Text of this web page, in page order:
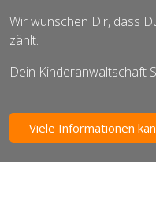
Wir wünschen Dir, dass
zählt.
Dein Kinderanwaltschaft
Viele Informationen